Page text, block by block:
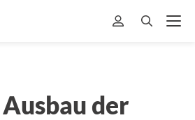
der